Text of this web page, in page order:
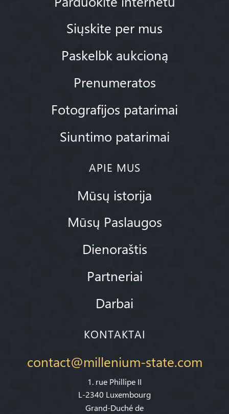
Siųskite per mus
Paskelbk aukcioną
Prenumeratos
Fotografijos patarimai
Siuntimo patarimai
APIE MUS
Mūsų istorija
Mūsų Paslaugos
Dienoraštis
Partneriai
Darbai
KONTAKTAI
contact@millenium-state.com
1. rue Phillipe II
L-2340 Luxembourg
Grand-Duché de